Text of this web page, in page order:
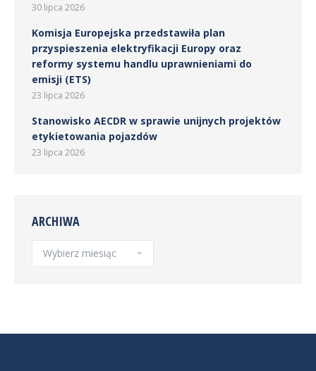
30 lipca 2026
Komisja Europejska przedstawiła plan
przyspieszenia elektryfikacji Europy oraz
reformy systemu handlu uprawnieniami do
emisji (ETS)
23 lipca 2026
Stanowisko AECDR w sprawie unijnych projektów
etykietowania pojazdów
23 lipca 2026
ARCHIWA
Archiwa